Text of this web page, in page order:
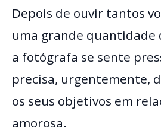
Depois de ouvir tantos
uma grande quantidade
a fotógrafa se sente
precisa, urgentemente,
os seus objetivos em
amorosa.